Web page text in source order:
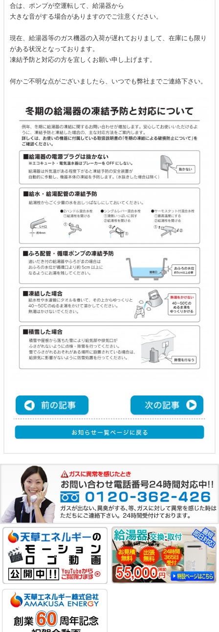
合は、ポンプが空運転して、給湯器から
大きな音がする場合がありますのでご注意ください。
現在、給湯器等のガス機器の入荷が遅れておりまして、在庫にも限り
がある状況となっております。
凍結予防と対応の方を宜しくお願い申し上げます。
何かご不明な点がございましたら、いつでも弊社までご連絡下さい。